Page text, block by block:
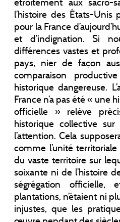
l’histoire des États-Unis
pour la France
et d’indignation. Si
différences vastes et
pays, nier de façon
comparaison
historique dangereuse.
France n’a pas été « une
officielle » relève
historique collective
l’attention. Cela
comme l’unité
du vaste territoire sur
soixante ni de l’histoire
ségrégation officielle,
plantations, n’étaient ni
injustes, que les